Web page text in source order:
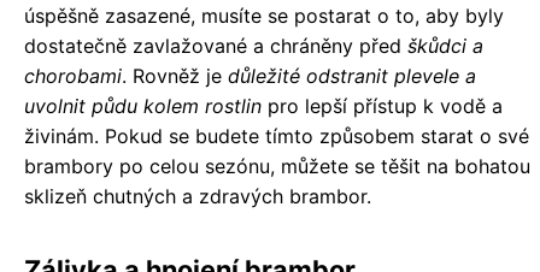
úspěšně zasazené, musíte se postarat o to, aby byly
dostatečně zavlažované a chráněny před škůdci a
chorobami. Rovněž je důležité odstranit plevele a
uvolnit půdu kolem rostlin pro lepší přístup k vodě a
živinám. Pokud se budete tímto způsobem starat o své
brambory po celou sezónu, můžete se těšit na bohatou
sklizeň chutných a zdravých brambor.